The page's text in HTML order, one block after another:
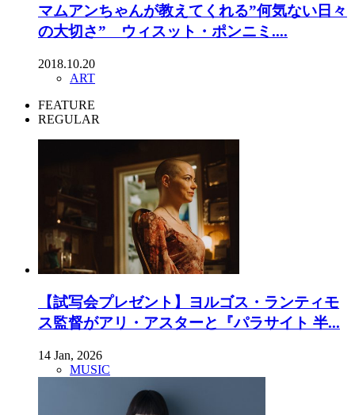
マムアンちゃんが教えてくれる”何気ない日々
の大切さ” ウィスット・ポンニミ....
2018.10.20
ART
FEATURE
REGULAR
【試写会プレゼント】ヨルゴス・ランティモ
ス監督がアリ・アスターと『パラサイト 半...
14 Jan, 2026
MUSIC